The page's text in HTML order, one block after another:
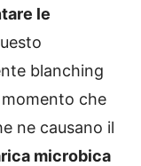
le
blanching
che
ne causano il
microbica